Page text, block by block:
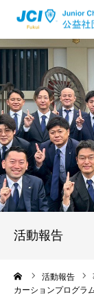
活動報告
活動報告
カーションプログラ
福井JCにつ
活動につい
メンバーの